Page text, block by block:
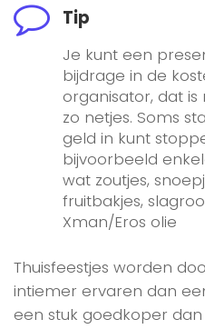
Tip
Je kunt een
bijdrage in de
organisator, dat
zo netjes. Soms
geld in kunt
bijvoorbeeld
wat zoutjes,
fruitbakjes,
Xman/Eros olie
Thuisfeestjes worden
intiemer ervaren dan
een stuk goedkoper dan